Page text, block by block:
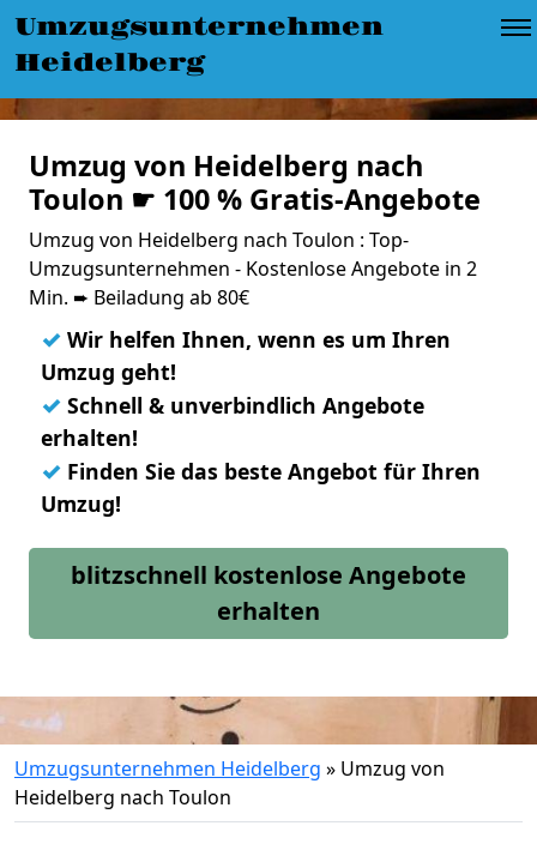
Umzugsunternehmen
Heidelberg
Umzug von Heidelberg nach
Toulon ☛ 100 % Gratis-Angebote
Umzug von Heidelberg nach Toulon : Top-
Umzugsunternehmen - Kostenlose Angebote in 2
Min. ➨ Beiladung ab 80€
✓ Wir helfen Ihnen, wenn es um Ihren
Umzug geht!
✓ Schnell & unverbindlich Angebote
erhalten!
✓ Finden Sie das beste Angebot für Ihren
Umzug!
blitzschnell kostenlose Angebote
erhalten
Umzugsunternehmen Heidelberg » Umzug von
Heidelberg nach Toulon